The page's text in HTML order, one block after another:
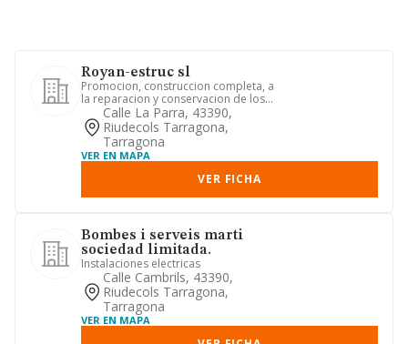
Royan-estruc sl
Promocion, construccion completa, a
la reparacion y conservacion de los
edificios y obras publicas.
Calle La Parra, 43390,
Riudecols Tarragona,
Tarragona
VER EN MAPA
VER FICHA
Bombes i serveis marti
sociedad limitada.
Instalaciones electricas
Calle Cambrils, 43390,
Riudecols Tarragona,
Tarragona
VER EN MAPA